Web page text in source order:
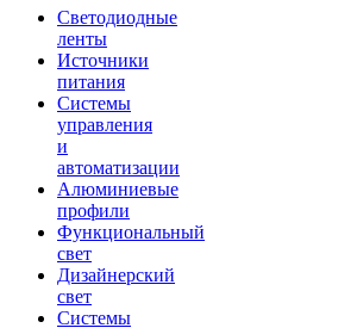
Светодиодные
ленты
Источники
питания
Системы
управления
и
автоматизации
Алюминиевые
профили
Функциональный
свет
Дизайнерский
свет
Системы